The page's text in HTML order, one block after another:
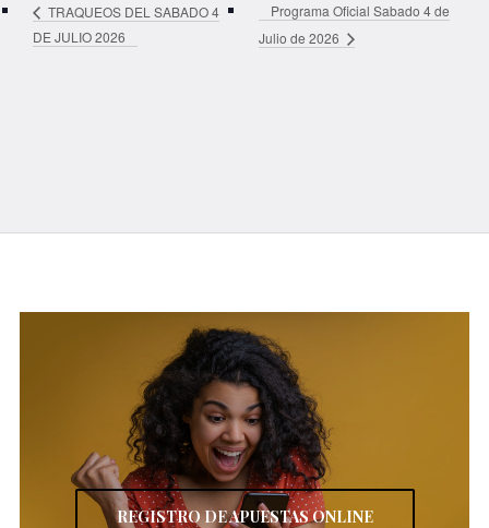
TRAQUEOS DEL SABADO 4
DE JULIO 2026
Programa Oficial Sabado 4 de
Julio de 2026
REGISTRO DE APUESTAS ONLINE